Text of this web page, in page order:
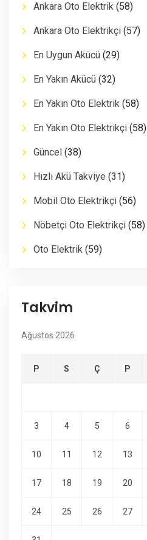
Ankara Oto Elektrik (58)
Ankara Oto Elektrikçi (57)
En Uygun Akücü (29)
En Yakın Akücü (32)
En Yakın Oto Elektrik (58)
En Yakın Oto Elektrikçi (58)
Güncel (38)
Hızlı Akü Takviye (31)
Mobil Oto Elektrikçi (56)
Nöbetçi Oto Elektrikçi (58)
Oto Elektrik (59)
Takvim
Ağustos 2026
P S Ç P
3 4 5 6
10 11 12 13
17 18 19 20
24 25 26 27